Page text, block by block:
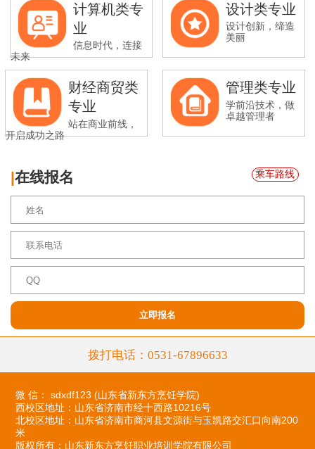
计算机类专
业
信息时代，连接
未来
设计类专业
设计创新，缔造
美丽
财经商贸类
专业
站在商业前线，
开启成功之路
管理类专业
学前沿技术，做
卓越管理者
|在线报名 乘车路线
拨打电话：0531-67896633
微 信： sdxdf123 (山东省新东方烹饪学院)
西校区地址： 山东省济南市经十西路10216号
北校区地址： 山东省济南市商河县文源街与玉凯路交汇口向南200
米
版权所有：山东新东方烹饪职业培训学院有限公司